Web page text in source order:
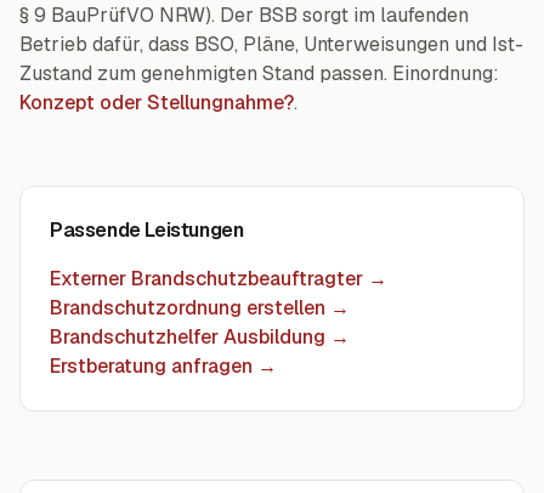
§ 9 BauPrüfVO NRW). Der BSB sorgt im laufenden
Betrieb dafür, dass BSO, Pläne, Unterweisungen und Ist-
Zustand zum genehmigten Stand passen. Einordnung:
Konzept oder Stellungnahme?.
Passende Leistungen
Externer Brandschutzbeauftragter →
Brandschutzordnung erstellen →
Brandschutzhelfer Ausbildung →
Erstberatung anfragen →